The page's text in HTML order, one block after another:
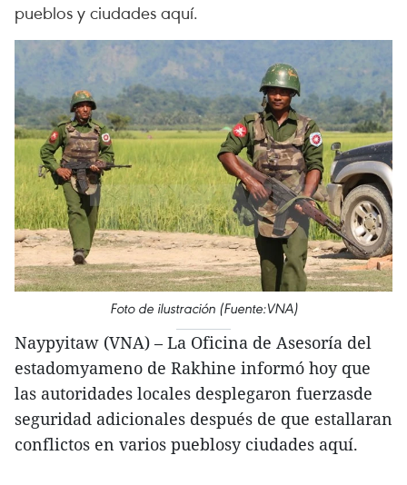
pueblos y ciudades aquí.
Foto de ilustración (Fuente:VNA)
Naypyitaw (VNA) – La Oficina de Asesoría del
estadomyameno de Rakhine informó hoy que
las autoridades locales desplegaron fuerzasde
seguridad adicionales después de que estallaran
conflictos en varios pueblosy ciudades aquí.